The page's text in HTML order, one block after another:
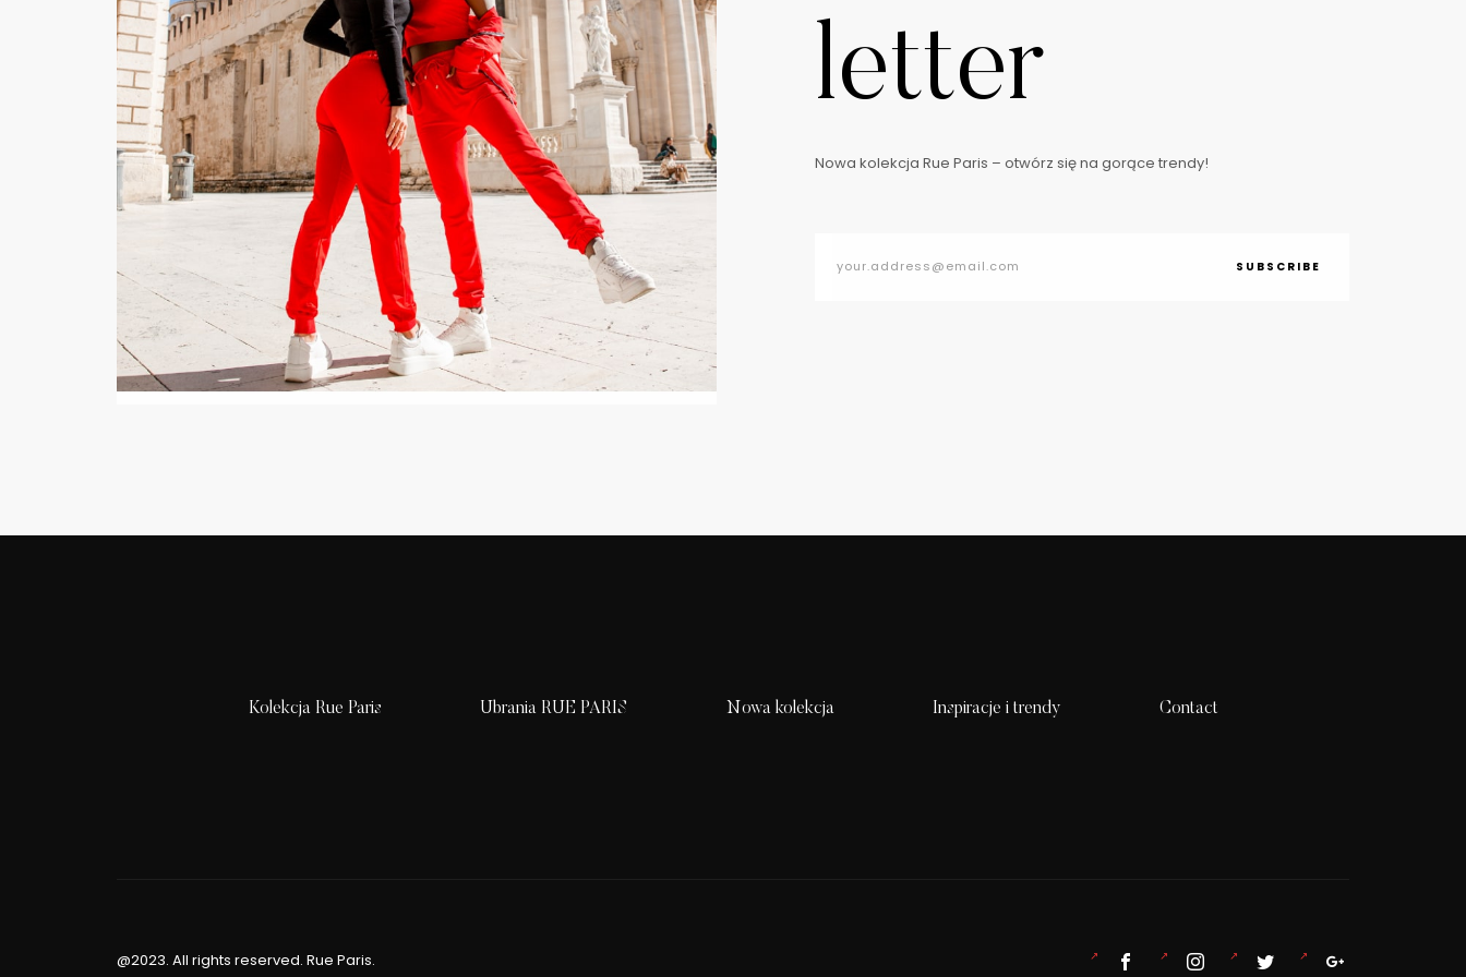
letter
Nowa kolekcja Rue Paris – otwórz się na gorące trendy!
SUBSCRIBE
Kolekcja Rue Paris Ubrania RUE PARIS Nowa kolekcja Inspiracje i trendy Contact
@2023. All rights reserved. Rue Paris.